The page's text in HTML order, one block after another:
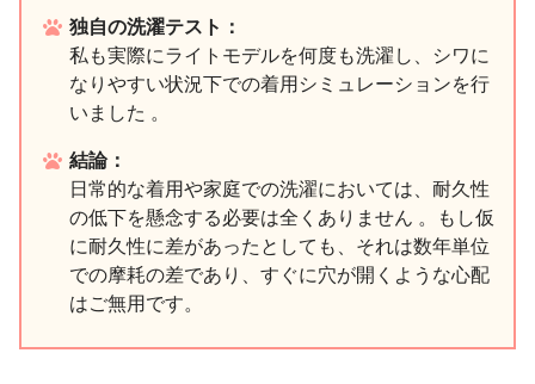
独自の洗濯テスト：
私も実際にライトモデルを何度も洗濯し、シワに
なりやすい状況下での着用シミュレーションを行
いました 。
結論：
日常的な着用や家庭での洗濯においては、耐久性
の低下を懸念する必要は全くありません 。もし仮
に耐久性に差があったとしても、それは数年単位
での摩耗の差であり、すぐに穴が開くような心配
はご無用です。